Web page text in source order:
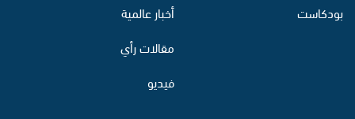
بودكاست
أخبار عالمية
مقالات رأي
فيديو